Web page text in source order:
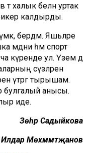
тә халык белән уртак
калдырды.
бердәм. Яшьләре
мәдәни һәм спорт
күренде ул. Үзем дә
сүзләрен
үтәргә тырышам.
булгалый анысы.
иде.
Зөһрә Садыйкова
Мөхәммәтҗанов